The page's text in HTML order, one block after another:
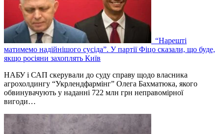
“Нарешті
матимемо надійнішого сусіда”. У партії Фіцо сказали, що буде,
якщо росіяни захоплять Київ
НАБУ і САП скерували до суду справу щодо власника
агрохолдингу “Укрлендфармінг” Олега Бахматюка, якого
обвинувачують у наданні 722 млн грн неправомірної
вигоди…